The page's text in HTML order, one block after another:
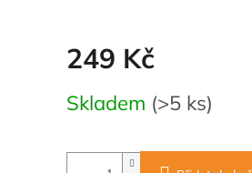
249 Kč
cena:
Skladem (>5 ks)